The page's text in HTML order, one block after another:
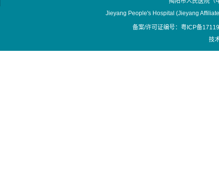
Jieyang People's Hospital (Jieyang
备案/许可证编号：粤ICP备
技